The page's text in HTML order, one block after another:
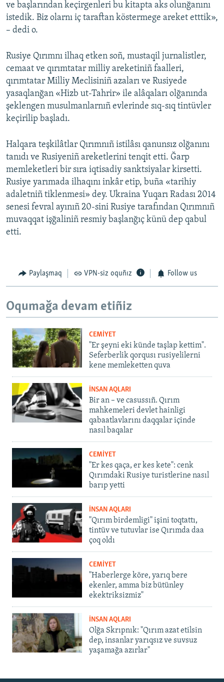
ve başlarından keçirgenleri bu kitapta aks olunğanını
istedik. Biz olarnı iç taraftan köstermege areket etttik»,
– dedi o.
Rusiye Qırımnı ilhaq etken soñ, mustaqil jurnalistler,
cemaat ve qırımtatar milliy areketiniñ faalleri,
qırımtatar Milliy Meclisiniñ azaları ve Rusiyede
yasaqlanğan «Hizb ut-Tahrir» ile alâqaları olğanında
şeklengen musulmanlarnıñ evlerinde sıq-sıq tintüvler
keçirilip başladı.
Halqara teşkilâtlar Qırımnıñ istilâsı qanunsız olğanını
tanıdı ve Rusiyeniñ areketlerini tenqit etti. Ğarp
memleketleri bir sıra iqtisadiy sanktsiyalar kirsetti.
Rusiye yarımada ilhaqını inkâr etip, buña «tarihiy
adaletniñ tiklenmesi» dey. Ukraina Yuqarı Radası 2014
senesi fevral ayınıñ 20-sini Rusiye tarafından Qırımnıñ
muvaqqat işğaliniñ resmiy başlanğıç künü dep qabul
etti.
Paylaşmaq VPN-siz oquñız Follow us
Oqumağa devam etiñiz
CEMİYET
"Er şeyni eki künde taşlap kettim".
Seferberlik qorqusı rusiyelilerni
kene memleketten quva
İNSAN AQLARI
Bir an – ve casussıñ. Qırım
mahkemeleri devlet hainligi
qabaatlavlarını daqqalar içinde
nasıl baqalar
CEMİYET
"Er kes qaça, er kes kete": cenk
Qırımdaki Rusiye turistlerine nasıl
barıp yetti
İNSAN AQLARI
"Qırım birdemligi" işini toqtattı,
tintüv ve tutuvlar ise Qırımda daa
çoq oldı
CEMİYET
"Haberlerge köre, yarıq bere
ekenler, amma biz bütünley
ekektriksizmiz"
İNSAN AQLARI
Olğa Skrıpnık: "Qırım azat etilsin
dep, insanlar yarıqsız ve suvsuz
yaşamağa azırlar"